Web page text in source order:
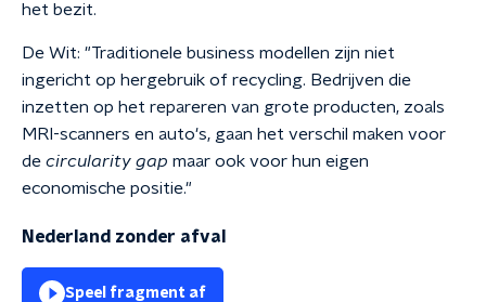
het bezit.
De Wit: "Traditionele business modellen zijn niet
ingericht op hergebruik of recycling. Bedrijven die
inzetten op het repareren van grote producten, zoals
MRI-scanners en auto's, gaan het verschil maken voor
de circularity gap maar ook voor hun eigen
economische positie."
Nederland zonder afval
Speel fragment af